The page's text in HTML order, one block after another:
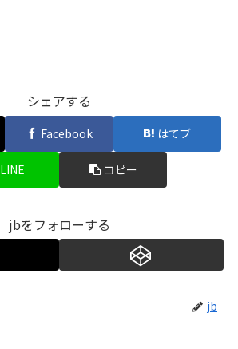
シェアする
Facebook はてブ
LINE コピー
jbをフォローする
jb